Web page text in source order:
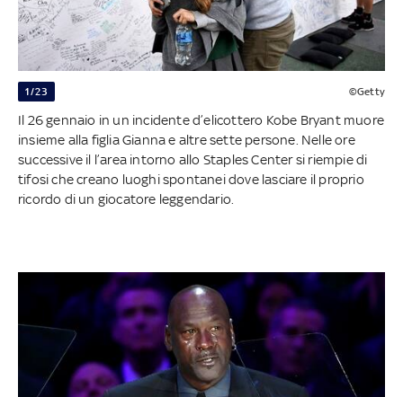
1/23 ©Getty
Il 26 gennaio in un incidente d’elicottero Kobe Bryant muore
insieme alla figlia Gianna e altre sette persone. Nelle ore
successive il l’area intorno allo Staples Center si riempie di
tifosi che creano luoghi spontanei dove lasciare il proprio
ricordo di un giocatore leggendario.